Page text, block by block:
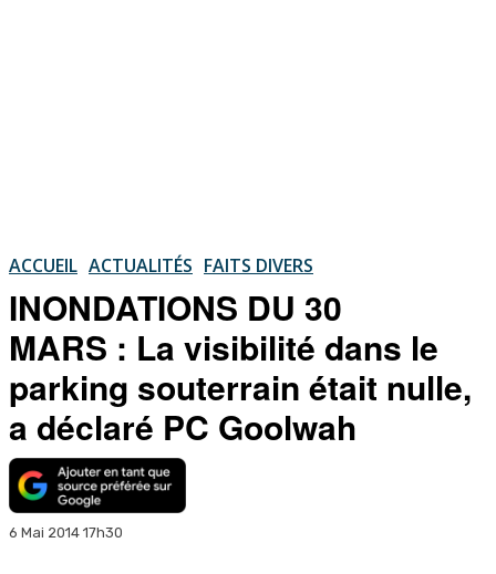
ACCUEIL ACTUALITÉS FAITS DIVERS
INONDATIONS DU 30
MARS : La visibilité dans le
parking souterrain était nulle,
a déclaré PC Goolwah
6 Mai 2014 17h30